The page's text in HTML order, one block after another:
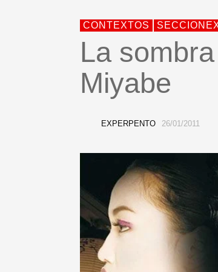
CONTEXTOS
La
Miyabe
EXPERPENTO 26/01/2011